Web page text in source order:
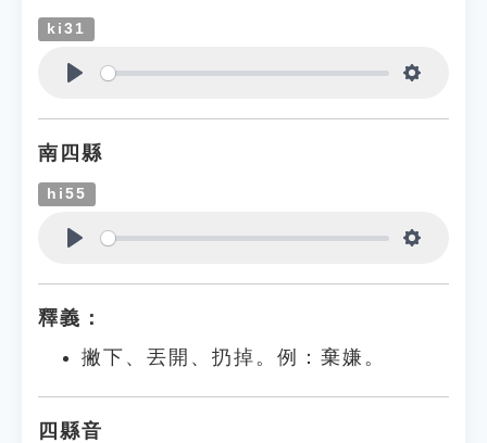
ki31
南四縣
hi55
釋義：
撇下、丟開、扔掉。例：棄嫌。
四縣音